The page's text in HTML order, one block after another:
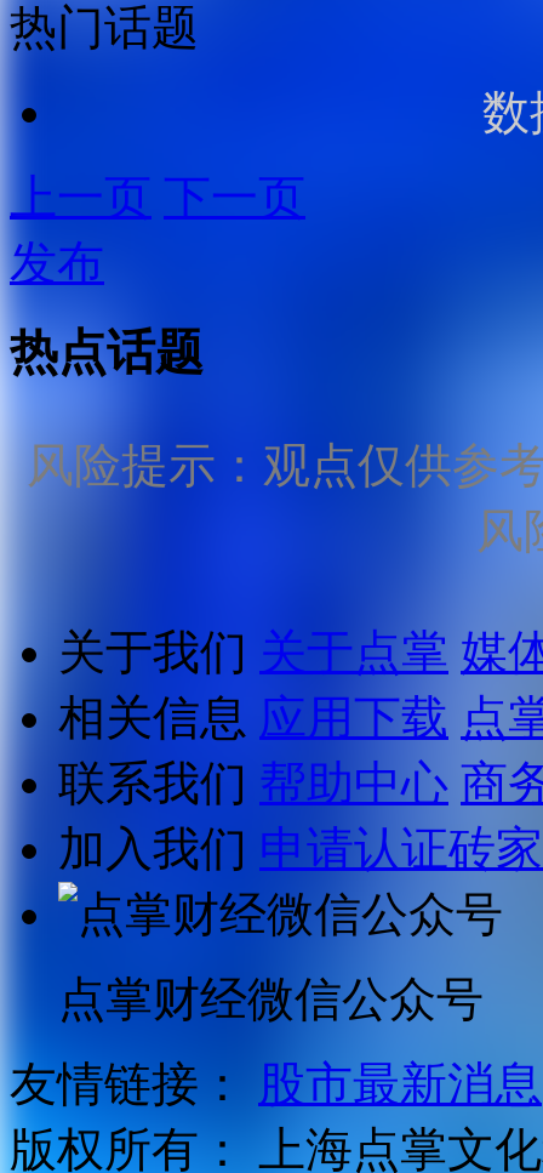
热门话题
数
上一页 下一页
发布
热点话题
风险提示：观点仅供参
风
关于我们 关于点掌 媒
相关信息 应用下载 点
联系我们 帮助中心 商
加入我们 申请认证砖家
点掌财经微信公众号
友情链接：
股市最新消息
版权所有：
上海点掌文